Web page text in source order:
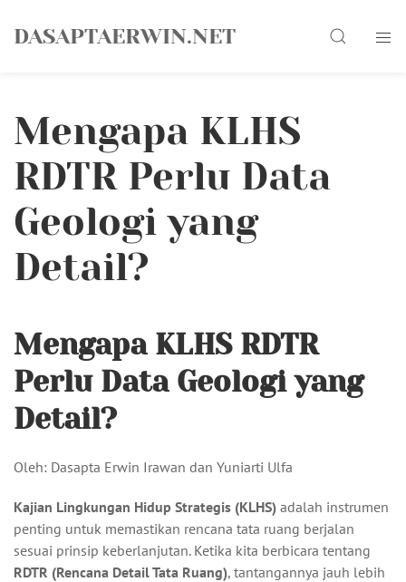
DASAPTAERWIN.NET Search
Mengapa KLHS
RDTR Perlu Data
Geologi yang
Detail?
Mengapa KLHS RDTR
Perlu Data Geologi yang
Detail?
Oleh: Dasapta Erwin Irawan dan Yuniarti Ulfa
Kajian Lingkungan Hidup Strategis (KLHS) adalah instrumen
penting untuk memastikan rencana tata ruang berjalan
sesuai prinsip keberlanjutan. Ketika kita berbicara tentang
RDTR (Rencana Detail Tata Ruang), tantangannya jauh lebih